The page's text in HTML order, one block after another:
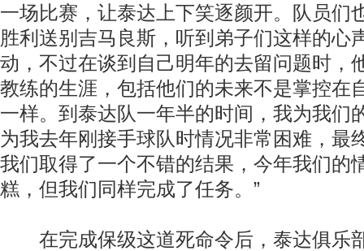
一场比赛，让泰达上下笑逐颜开。队员们
胜利送别吉马良斯，听到弟子们这样的心
动，不过在谈到自己明年的去留问题时，
教练的生涯，包括他们的未来不是掌控在
一样。到泰达队一年半的时间，我为我们
为我去年刚接手球队时情况非常困难，最
我们取得了一个不错的结果，今年我们的
糕，但我们同样完成了任务。”
在完成保级这道死命令后，泰达俱乐